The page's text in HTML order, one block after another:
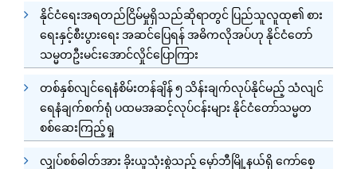
နိုင်ငံရေးအရတည်ငြိမ်မှုရှိသည်ဆိုရာတွင် ပြည်သူလူထု၏ စား
ရေးနှင့်စီးပွားရေး အဆင်ပြေရန် အဓိကလိုအပ်ဟု နိုင်ငံတော်
သမ္မတဦးမင်းအောင်လှိုင်ပြောကြား
တစ်နှစ်လျင်ရေနံစိမ်းတန်ချိန် ၅ သိန်းချက်လုပ်နိုင်မည့် သံလျင်
ရေနံချက်စက်ရုံ ပထမအဆင့်လုပ်ငန်းများ နိုင်ငံတော်သမ္မတ
စစ်ဆေးကြည့်ရှု
လျှပ်စစ်ဓါတ်အား ခိုးယူသုံးစွဲသည့် မှော်ဘီမြို့နယ်ရှိ ကော်စေ့